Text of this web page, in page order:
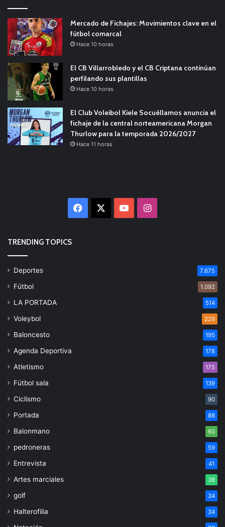
Mercado de Fichajes: Movimientos clave en el
fútbol comarcal
Hace 10 horas
El CB Villarrobledo y el CB Criptana continúan
perfilando sus plantillas
Hace 10 horas
El Club Voleibol Kiele Socuéllamos anuncia el
fichaje de la central norteamericana Morgan
Thurlow para la temporada 2026/2027
Hace 11 horas
Facebook YouTubeInstagram
TRENDING TOPICS
Deportes 7.675
Fútbol 1.092
LA PORTADA 514
Voleybol 229
Baloncesto 195
Agenda Deportiva 178
Atletismo 175
Fútbol sala 139
Ciclismo 90
Portada 88
Balonmano 60
pedroneras 59
Entrevista 41
Artes marciales 38
golf 34
Halterofilia 34